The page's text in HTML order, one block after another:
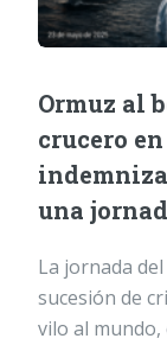
Ormuz al
crucero
una
La jornada
sucesión de
vilo al mundo,